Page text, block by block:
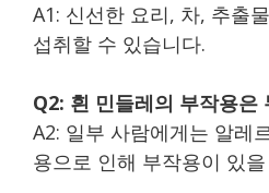
A1: 신선한 요리, 차, 추출
섭취할 수 있습니다.
Q2: 흰 민들레의 부작용은
A2: 일부 사람에게는 알레
용으로 인해 부작용이 있